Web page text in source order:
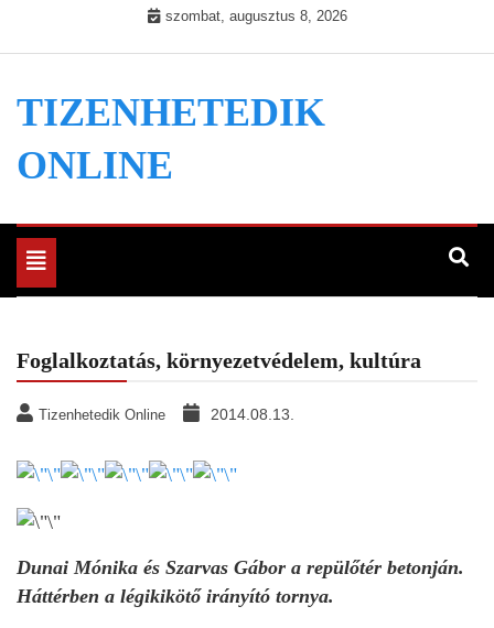
szombat, augusztus 8, 2026
TIZENHETEDIK
ONLINE
Toggle
navigation
Foglalkoztatás, környezetvédelem, kultúra
Tizenhetedik Online 2014.08.13.
Dunai Mónika és Szarvas Gábor a repülőtér betonján.
Háttérben a légikikötő irányító tornya.